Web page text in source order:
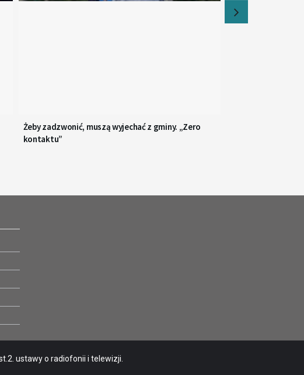
Żeby zadzwonić, muszą wyjechać z gminy. „Zero
kontaktu”
ustawy o radiofonii i telewizji.